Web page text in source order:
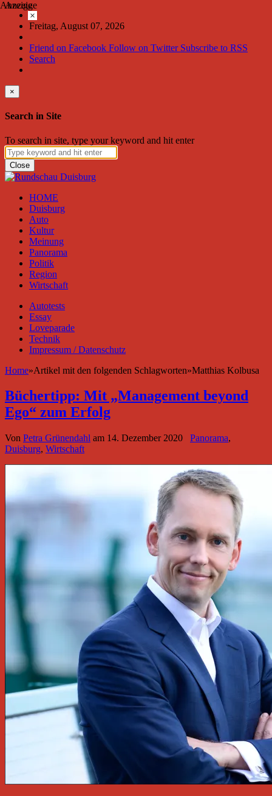
Freitag, August 07, 2026
Friend on Facebook Follow on Twitter Subscribe to RSS
Search
×
Search in Site
To search in site, type your keyword and hit enter
Close
HOME
Duisburg
Auto
Kultur
Meinung
Panorama
Politik
Region
Wirtschaft
Autotests
Essay
Loveparade
Technik
Impressum / Datenschutz
Home»Artikel mit den folgenden Schlagworten»Matthias Kolbusa
Büchertipp: Mit „Management beyond
Ego“ zum Erfolg
Von Petra Grünendahl am 14. Dezember 2020 Panorama,
Duisburg, Wirtschaft
Anzeige
×
Anzeige